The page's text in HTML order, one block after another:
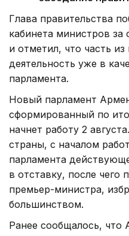
Глава правительства
кабинета министров
и отметил, что часть
деятельность уже в
парламента.
Новый парламент
сформированный по
начнет работу 2
страны, с началом
парламента
в отставку, после чего
премьер-министра,
большинством.
Ранее сообщалось, что